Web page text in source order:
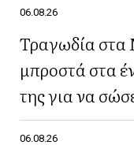
06.08.26
Τραγωδία στα
μπροστά στα
της για να
06.08.26